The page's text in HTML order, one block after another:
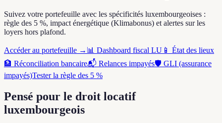
Suivez votre portefeuille avec les spécificités luxembourgeoises :
règle des 5 %, impact énergétique (Klimabonus) et alertes sur les
loyers hors plafond.
Accéder au portefeuille → 📊 Dashboard fiscal LU 📱 État des lieux
🏦 Réconciliation bancaire📬 Relances impayés🛡 GLI (assurance
impayés)Tester la règle des 5 %
Pensé pour le droit locatif
luxembourgeois